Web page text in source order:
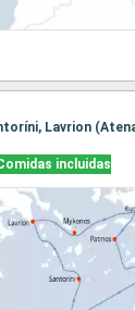
Lavrion
incluidas